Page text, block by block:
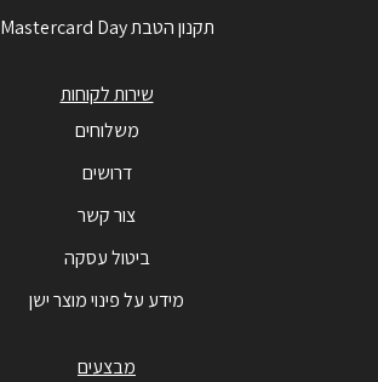
תקנון הטבת Mastercard Day
שירות לקוחות
משלוחים
דרושים
צור קשר
ביטול עסקה
מידע על פינוי מוצר ישן
מבצעים